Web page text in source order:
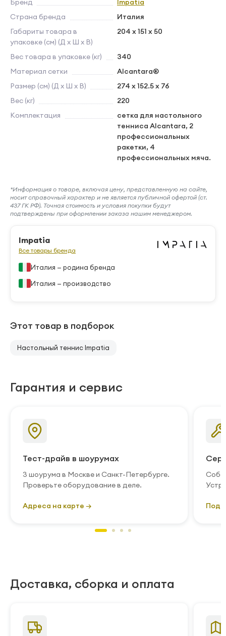
Бренд
Impatia
Страна бренда
Италия
Габариты товара в
упаковке (см) (Д х Ш х В)
204 x 151 x 50
Вес товара в упаковке (кг)
340
Материал сетки
Alcantara®
Размер (см) (Д х Ш х В)
274 x 152.5 x 76
Вес (кг)
220
Комплектация
сетка для настольного
тенниса Alcantara, 2
профессиональных
ракетки, 4
профессиональных мяча.
*Информация о товаре, включая цену, представленную на сайте,
носит справочный характер и не является публичной офертой (ст.
437 ГК РФ). Точная стоимость и условия покупки будут
подтверждены при оформлении заказа нашим менеджером.
Impatia
Все товары бренда
Италия — родина бренда
Италия — производство
Этот товар в подборок
Настольный теннис Impatia
Гарантия и сервис
Тест-драйв в шоурумах
3 шоурума в Москве и Санкт-Петербурге.
Проверьте оборудование в деле.
Адреса на карте →
Доставка, сборка и оплата